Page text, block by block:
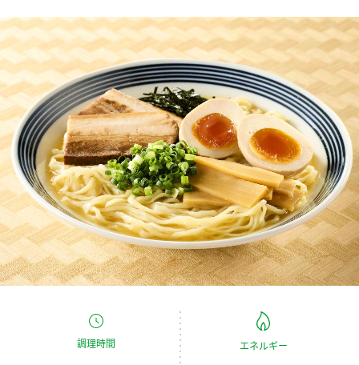
商品カテゴリ
酢 調味酢
お酢ドリンク ぽん酢
みりん風・料理酒 鍋用調味料
つゆ たれ
スープ 中華
新商品一覧
キャンペーン情報
ブランド・スペシャルサイト
ブランド・スペシャルサイト トップ
商品ブランドサイト
Fibee（ファイビー）
くらしプラ酢
お酢ドリンク
企業情報
国内事業概要
企業理念
ミツカンを知る
調理時間 エネルギー